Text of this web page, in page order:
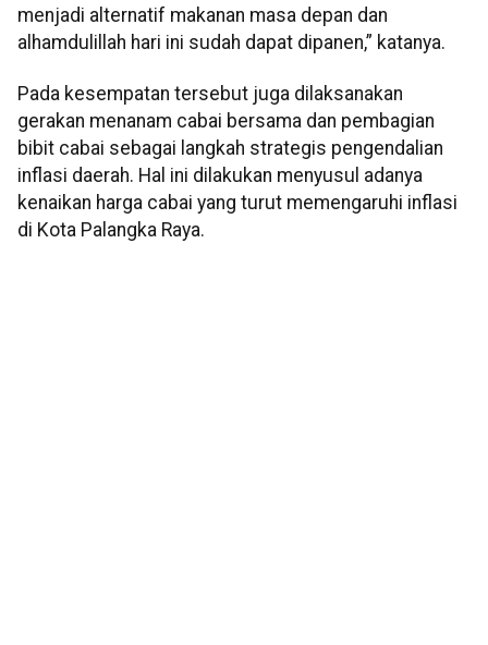
menjadi alternatif makanan masa depan dan
alhamdulillah hari ini sudah dapat dipanen,” katanya.
Pada kesempatan tersebut juga dilaksanakan
gerakan menanam cabai bersama dan pembagian
bibit cabai sebagai langkah strategis pengendalian
inflasi daerah. Hal ini dilakukan menyusul adanya
kenaikan harga cabai yang turut memengaruhi inflasi
di Kota Palangka Raya.